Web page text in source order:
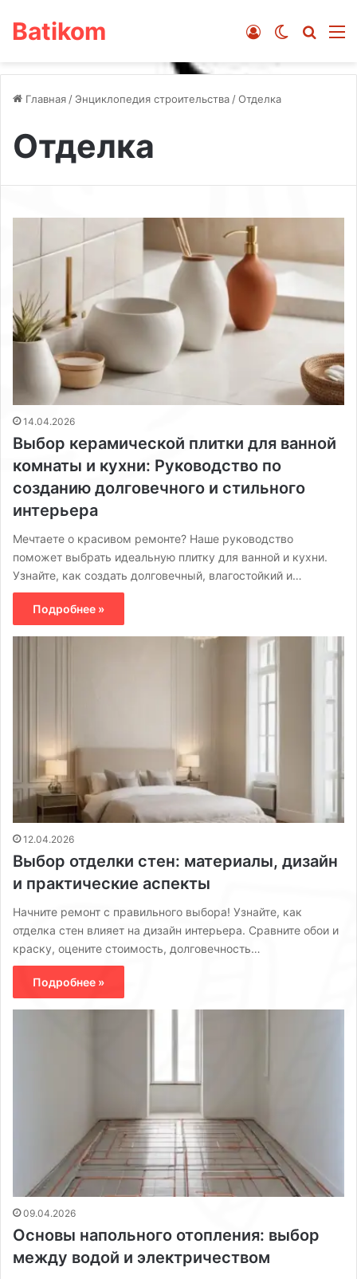
Batikom Switch skin
Войти
Главная / Энциклопедия строительства /Отделка
Отделка
14.04.2026
Выбор керамической плитки для ванной
комнаты и кухни: Руководство по
созданию долговечного и стильного
интерьера
Мечтаете о красивом ремонте? Наше руководство
поможет выбрать идеальную плитку для ванной и кухни.
Узнайте, как создать долговечный, влагостойкий и…
Подробнее »
12.04.2026
Выбор отделки стен: материалы, дизайн
и практические аспекты
Начните ремонт с правильного выбора! Узнайте, как
отделка стен влияет на дизайн интерьера. Сравните обои и
краску, оцените стоимость, долговечность…
Подробнее »
09.04.2026
Основы напольного отопления: выбор
между водой и электричеством